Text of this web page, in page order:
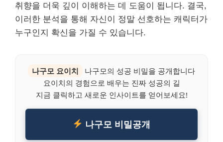
취향을 더욱 깊이 이해하는 데 도움이 됩니다. 결국,
이러한 분석을 통해 자신이 정말 선호하는 캐릭터가
누구인지 확신을 가질 수 있습니다.
나구모 요이치
나구모의 성공 비밀을 공개합니다
요이치의 경험으로 배우는 진짜 성공의 길
지금 클릭하고 새로운 인사이트를 얻어보세요!
나구모 비밀공개